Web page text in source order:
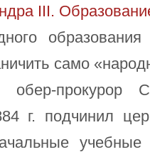
III.
само
обер-прокурор
г. подчинил
учебные